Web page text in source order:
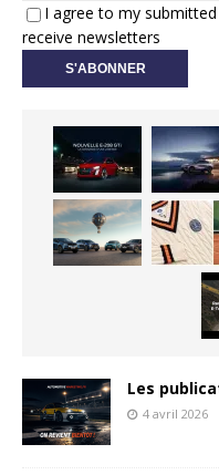
I agree to my
receive newsletters
Les
4 avril 2026